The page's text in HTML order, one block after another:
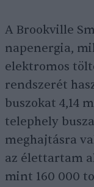
A Brookville
napenergia,
elektromos
rendszerét
buszokat 4,14
telephely
meghajtásra
az élettartam
mint 160 000